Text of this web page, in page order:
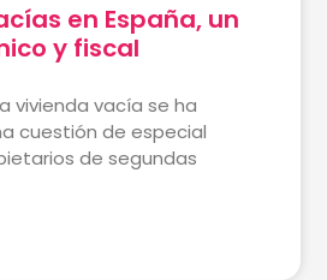
en España, un
y fiscal
vivienda vacía se ha
cuestión de especial
de segundas